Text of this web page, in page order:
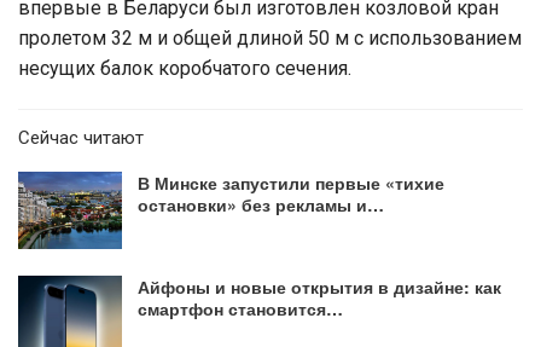
впервые в Беларуси был изготовлен козловой кран
пролетом 32 м и общей длиной 50 м с использованием
несущих балок коробчатого сечения.
Сейчас читают
В Минске запустили первые «тихие
остановки» без рекламы и…
Айфоны и новые открытия в дизайне: как
смартфон становится…